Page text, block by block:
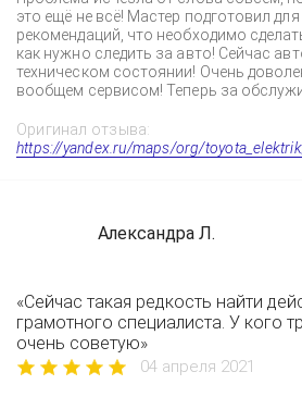
это ещё не всё! Мастер подготовил
рекомендаций, что необходимо
как нужно следить за авто! Сейчас
техническом состоянии! Очень
вообщем сервисом! Теперь за
Оригинал отзыва:
https://yandex.ru/maps/org/
Александра Л.
«Сейчас такая редкость найти
грамотного специалиста. У кого
очень советую»
04 апреля 2021